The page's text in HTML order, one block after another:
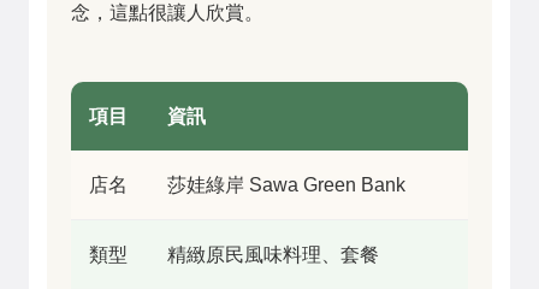
念，這點很讓人欣賞。
項目 資訊
店名 莎娃綠岸 Sawa Green Bank
類型 精緻原民風味料理、套餐